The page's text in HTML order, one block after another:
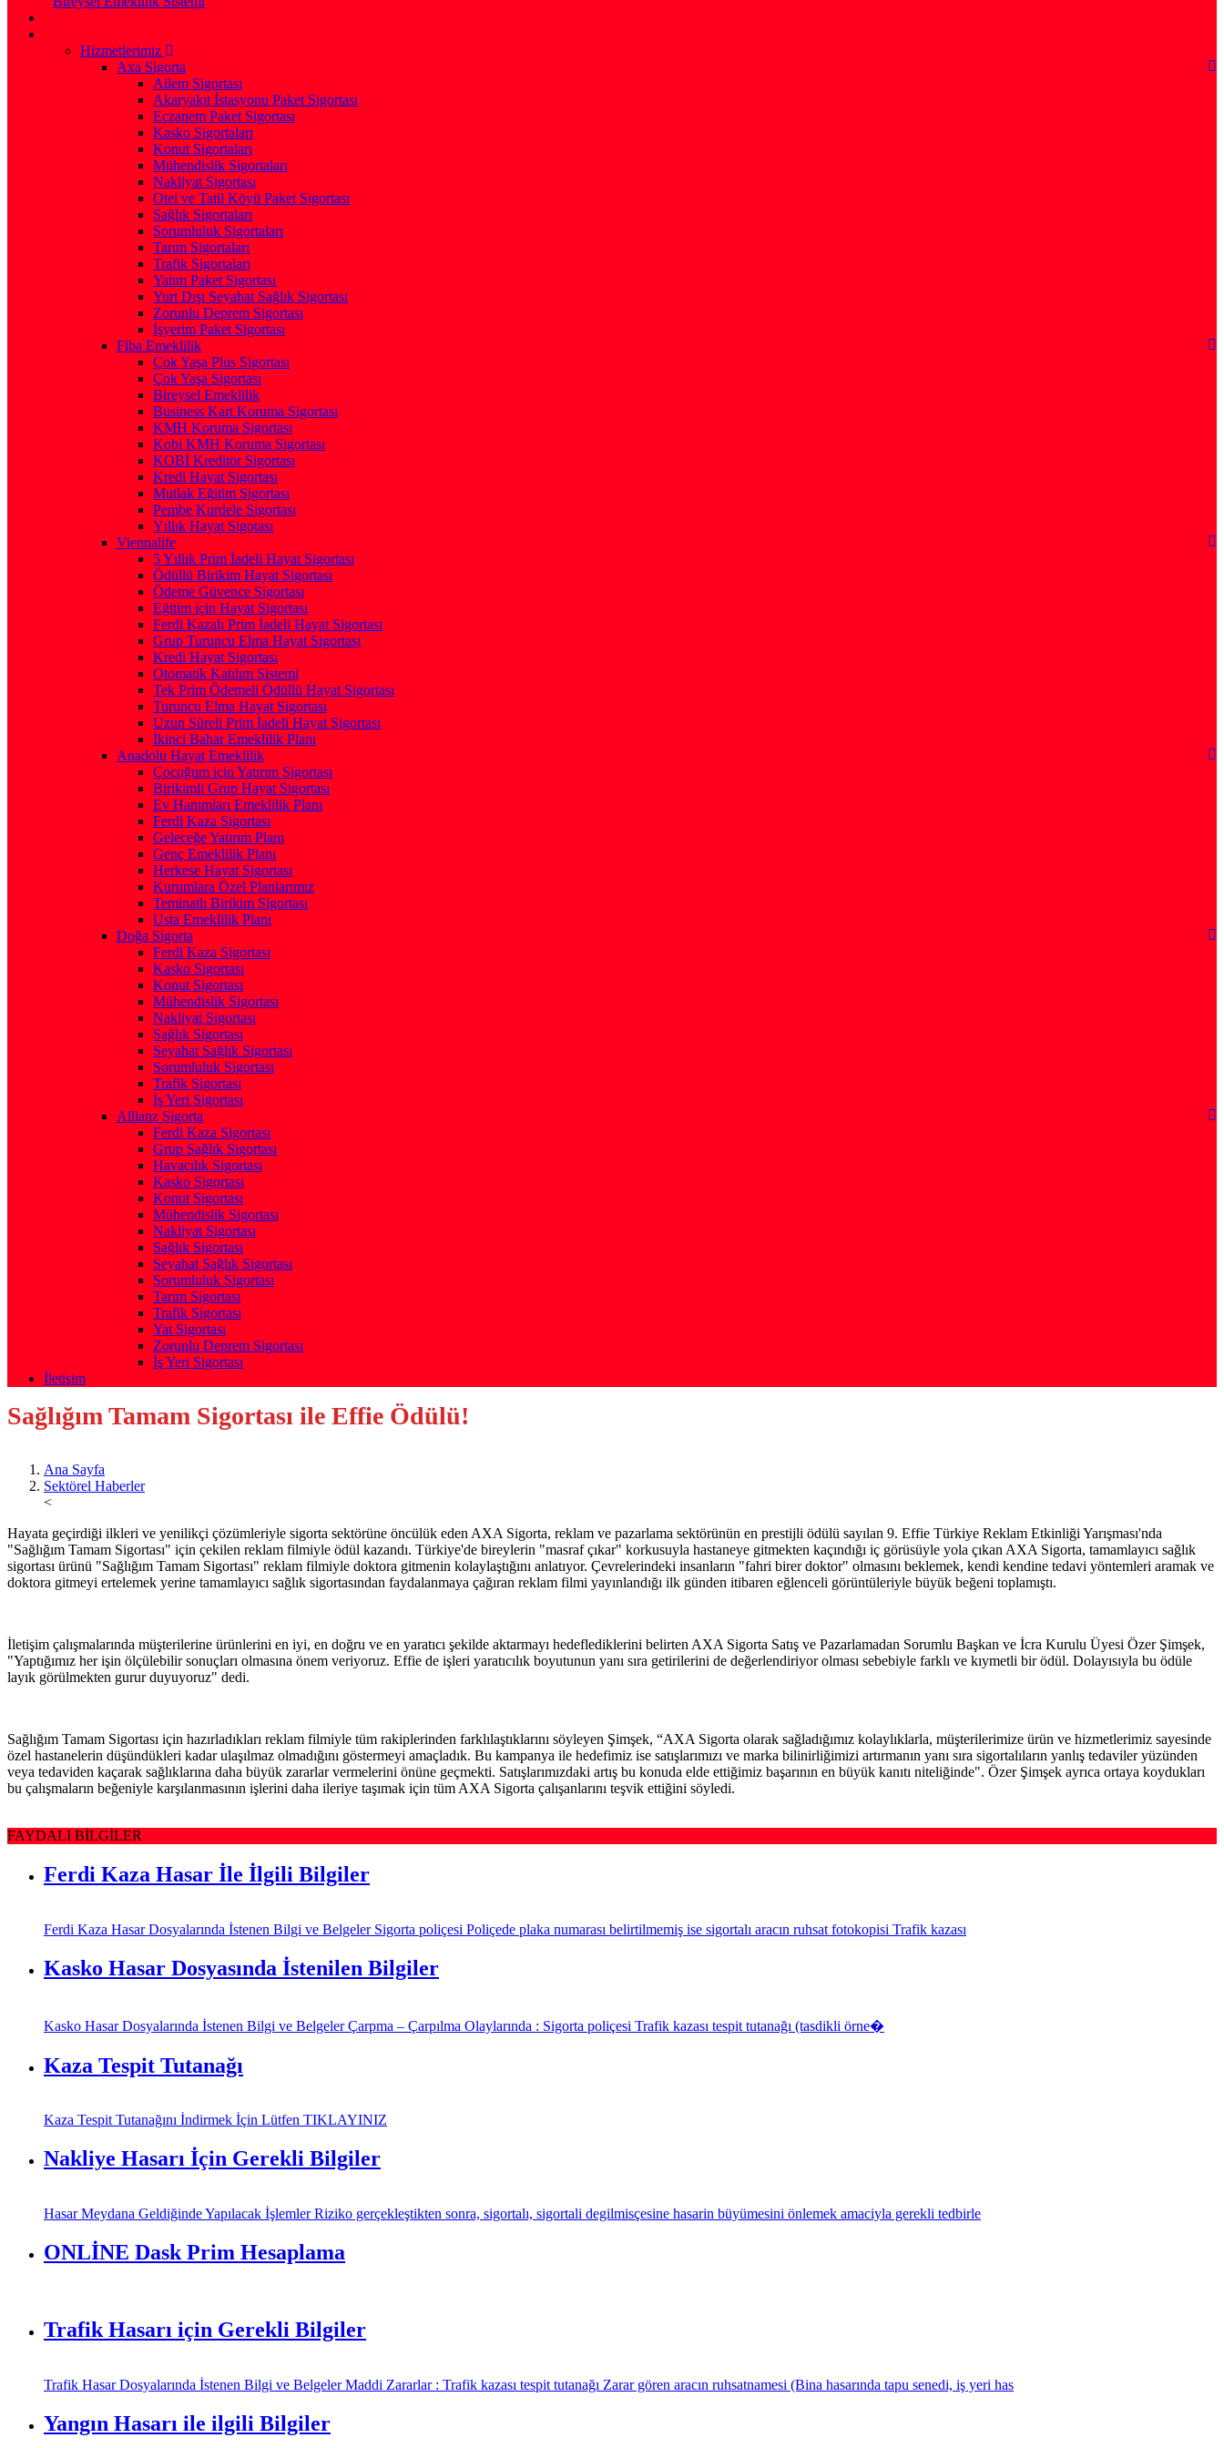
Hizmetlerimiz
Axa Sigorta
Ailem Sigortası
Akaryakıt İstasyonu Paket Sigortası
Eczanem Paket Sigortası
Kasko Sigortaları
Konut Sigortaları
Mühendislik Sigortaları
Nakliyat Sigortası
Otel ve Tatil Köyü Paket Sigortası
Sağlık Sigortaları
Sorumluluk Sigortaları
Tarım Sigortaları
Trafik Sigortaları
Yatım Paket Sigortası
Yurt Dışı Seyahat Sağlık Sigortası
Zorunlu Deprem Sigortası
İşyerim Paket Sigortası
Fiba Emeklilik
Çok Yaşa Plus Sigortası
Çok Yaşa Sigortası
Bireysel Emeklilik
Business Kart Koruma Sigortası
KMH Koruma Sigortası
Kobi KMH Koruma Sigortası
KOBİ Kreditör Sigortası
Kredi Hayat Sigortası
Mutlak Eğitim Sigortası
Pembe Kurdele Sigortası
Yıllık Hayat Sigotası
Viennalife
5 Yıllık Prim İadeli Hayat Sigortası
Ödüllü Birikim Hayat Sigortası
Ödeme Güvence Sigortası
Eğitim için Hayat Sigortası
Ferdi Kazalı Prim İadeli Hayat Sigortası
Grup Turuncu Elma Hayat Sigortası
Kredi Hayat Sigortası
Otomatik Katılım Sistemi
Tek Prim Ödemeli Ödüllü Hayat Sigortası
Turuncu Elma Hayat Sigortası
Uzun Süreli Prim İadeli Hayat Sigortası
İkinci Bahar Emeklilik Planı
Anadolu Hayat Emeklilik
Çocuğum için Yatırım Sigortası
Birikimli Grup Hayat Sigortası
Ev Hanımları Emeklilik Planı
Ferdi Kaza Sigortası
Geleceğe Yatırım Planı
Genç Emeklilik Planı
Herkese Hayat Sigortası
Kurumlara Özel Planlarımız
Teminatlı Birikim Sigortası
Usta Emeklilik Planı
Doğa Sigorta
Ferdi Kaza Sigortası
Kasko Sigortası
Konut Sigortası
Mühendislik Sigortası
Nakliyat Sigortası
Sağlık Sigortası
Seyahat Sağlık Sigortası
Sorumluluk Sigortası
Trafik Sigortası
İş Yeri Sigortası
Allianz Sigorta
Ferdi Kaza Sigortası
Grup Sağlık Sigortası
Havacılık Sigortası
Kasko Sigortası
Konut Sigortası
Mühendislik Sigortası
Nakliyat Sigortası
Sağlık Sigortası
Seyahat Sağlık Sigortası
Sorumluluk Sigortası
Tarım Sigortası
Trafik Sigortası
Yat Sigortası
Zorunlu Deprem Sigortası
İş Yeri Sigortası
İletişim
Sağlığım Tamam Sigortası ile Effie Ödülü!
Ana Sayfa
Sektörel Haberler
<
Hayata geçirdiği ilkleri ve yenilikçi çözümleriyle sigorta sektörüne öncülük eden AXA Sigorta, reklam ve pazarlama sektörünün en prestijli ödülü sayılan 9. Effie Türkiye Reklam Etkinliği Yarışması'nda
"Sağlığım Tamam Sigortası" için çekilen reklam filmiyle ödül kazandı. Türkiye'de bireylerin "masraf çıkar" korkusuyla hastaneye gitmekten kaçındığı iç görüsüyle yola çıkan AXA Sigorta, tamamlayıcı sağlık
sigortası ürünü "Sağlığım Tamam Sigortası" reklam filmiyle doktora gitmenin kolaylaştığını anlatıyor. Çevrelerindeki insanların "fahri birer doktor" olmasını beklemek, kendi kendine tedavi yöntemleri aramak ve
doktora gitmeyi ertelemek yerine tamamlayıcı sağlık sigortasından faydalanmaya çağıran reklam filmi yayınlandığı ilk günden itibaren eğlenceli görüntüleriyle büyük beğeni toplamıştı.
İletişim çalışmalarında müşterilerine ürünlerini en iyi, en doğru ve en yaratıcı şekilde aktarmayı hedeflediklerini belirten AXA Sigorta Satış ve Pazarlamadan Sorumlu Başkan ve İcra Kurulu Üyesi Özer Şimşek,
"Yaptığımız her işin ölçülebilir sonuçları olmasına önem veriyoruz. Effie de işleri yaratıcılık boyutunun yanı sıra getirilerini de değerlendiriyor olması sebebiyle farklı ve kıymetli bir ödül. Dolayısıyla bu ödüle
layık görülmekten gurur duyuyoruz" dedi.
Sağlığım Tamam Sigortası için hazırladıkları reklam filmiyle tüm rakiplerinden farklılaştıklarını söyleyen Şimşek, “AXA Sigorta olarak sağladığımız kolaylıklarla, müşterilerimize ürün ve hizmetlerimiz sayesinde
özel hastanelerin düşündükleri kadar ulaşılmaz olmadığını göstermeyi amaçladık. Bu kampanya ile hedefimiz ise satışlarımızı ve marka bilinirliğimizi artırmanın yanı sıra sigortalıların yanlış tedaviler yüzünden
veya tedaviden kaçarak sağlıklarına daha büyük zararlar vermelerini önüne geçmekti. Satışlarımızdaki artış bu konuda elde ettiğimiz başarının en büyük kanıtı niteliğinde". Özer Şimşek ayrıca ortaya koydukları
bu çalışmaların beğeniyle karşılanmasının işlerini daha ileriye taşımak için tüm AXA Sigorta çalışanlarını teşvik ettiğini söyledi.
FAYDALI BİLGİLER
Ferdi Kaza Hasar İle İlgili Bilgiler
Ferdi Kaza Hasar Dosyalarında İstenen Bilgi ve Belgeler Sigorta poliçesi Poliçede plaka numarası belirtilmemiş ise sigortalı aracın ruhsat fotokopisi Trafik kazası
Kasko Hasar Dosyasında İstenilen Bilgiler
Kasko Hasar Dosyalarında İstenen Bilgi ve Belgeler Çarpma – Çarpılma Olaylarında : Sigorta poliçesi Trafik kazası tespit tutanağı (tasdikli örne�
Kaza Tespit Tutanağı
Kaza Tespit Tutanağını İndirmek İçin Lütfen TIKLAYINIZ
Nakliye Hasarı İçin Gerekli Bilgiler
Hasar Meydana Geldiğinde Yapılacak İşlemler Riziko gerçekleştikten sonra, sigortalı, sigortali degilmisçesine hasarin büyümesini önlemek amaciyla gerekli tedbirle
ONLİNE Dask Prim Hesaplama
Trafik Hasarı için Gerekli Bilgiler
Trafik Hasar Dosyalarında İstenen Bilgi ve Belgeler Maddi Zararlar : Trafik kazası tespit tutanağı Zarar gören aracın ruhsatnamesi (Bina hasarında tapu senedi, iş yeri has
Yangın Hasarı ile ilgili Bilgiler